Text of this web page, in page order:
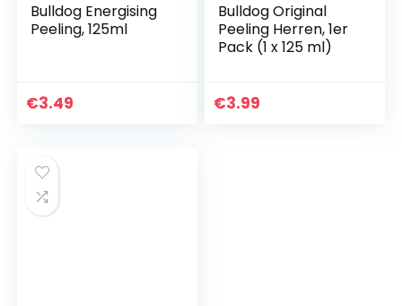
Bulldog Energising
Peeling, 125ml
€3.49
Bulldog Original
Peeling Herren, 1er
Pack (1 x 125 ml)
€3.99